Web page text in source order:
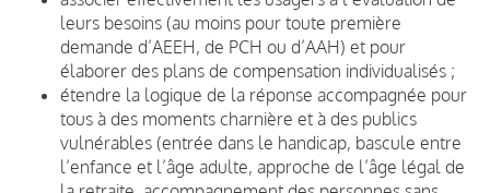
leurs besoins (au moins pour toute première
demande d’AEEH, de PCH ou d’AAH) et pour
élaborer des plans de compensation individualisés ;
étendre la logique de la réponse accompagnée pour
tous à des moments charnière et à des publics
vulnérables (entrée dans le handicap, bascule entre
l’enfance et l’âge adulte, approche de l’âge légal de